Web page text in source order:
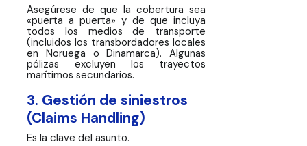
Asegúrese de que la cobertura sea
«puerta a puerta» y de que incluya
todos los medios de transporte
(incluidos los transbordadores locales
en Noruega o Dinamarca). Algunas
pólizas excluyen los trayectos
marítimos secundarios.
3. Gestión de siniestros
(Claims Handling)
Es la clave del asunto.